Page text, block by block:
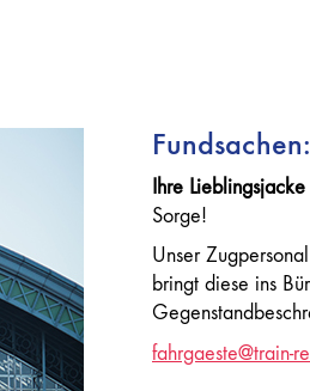
Fundsachen:
Ihre Lieblingsjacke
Sorge!
Unser
bringt diese ins
fahrgaeste@train-